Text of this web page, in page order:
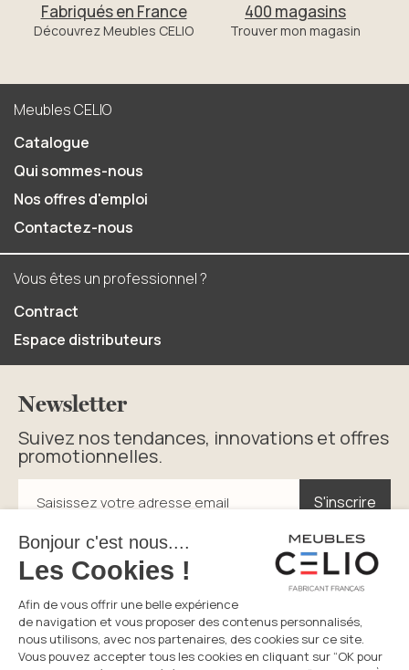
Fabriqués en France
Découvrez Meubles CELIO
400 magasins
Trouver mon magasin
Meubles CELIO
Catalogue
Qui sommes-nous
Nos offres d'emploi
Contactez-nous
Vous êtes un professionnel ?
Contract
Espace distributeurs
Newsletter
Suivez nos tendances, innovations et offres
promotionnelles.
Saisissez votre adresse email S'inscrire
S'inscrire
En cliquant sur s’inscrire vous acceptez la politique de
confidentialité.